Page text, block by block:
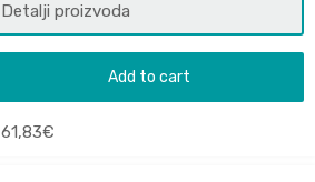
Detalji proizvoda
Add to cart
61,83€